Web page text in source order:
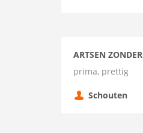
ARTSEN
prima, prettig
Schouten